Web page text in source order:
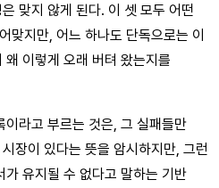
맞지 않게 된다. 이 셋 모두 어떤
맞지만, 어느 하나도 단독으로는 이
이렇게 오래 버텨 왔는지를
라고 부르는 것은, 그 실패들만
장이 있다는 뜻을 암시하지만, 그런
유지될 수 없다고 말하는 기반